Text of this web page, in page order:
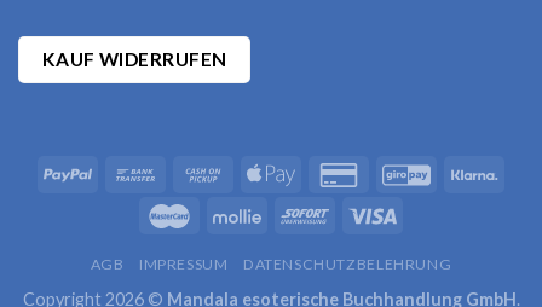
KAUF WIDERRUFEN
AGB IMPRESSUM DATENSCHUTZBELEHRUNG
Copyright 2026 © Mandala esoterische Buchhandlung GmbH.